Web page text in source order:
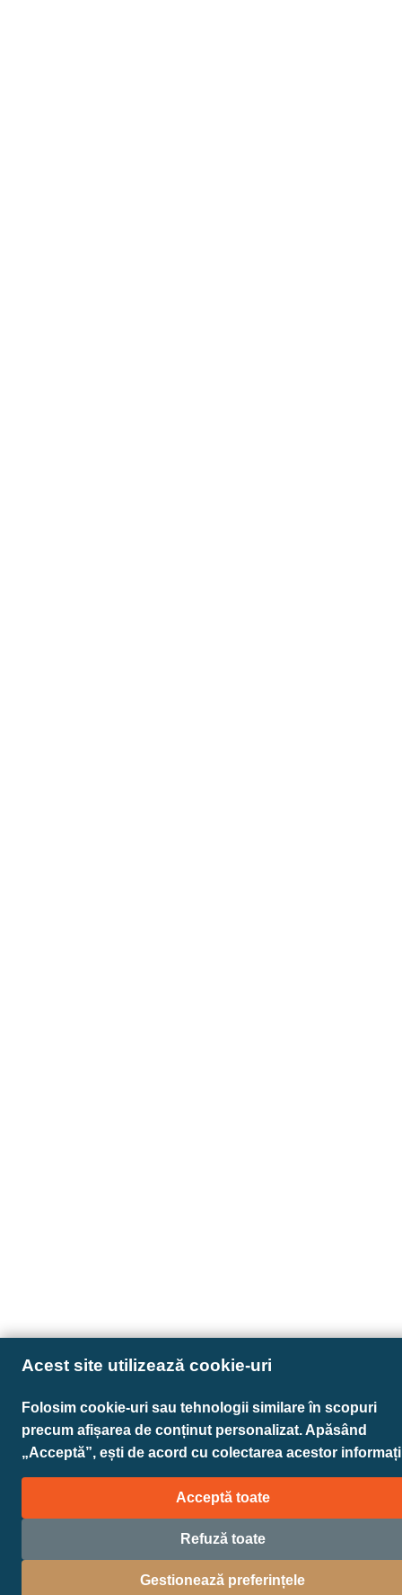
Acest site utilizează cookie-uri
Folosim cookie-uri sau tehnologii similare în scopuri
precum afișarea de conținut personalizat. Apăsând
„Acceptă”, ești de acord cu colectarea acestor
Acceptă toate
Refuză toate
Gestionează preferințele